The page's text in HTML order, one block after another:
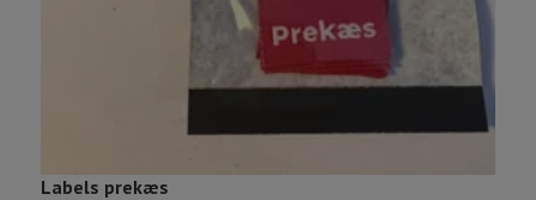
Labels prekæs